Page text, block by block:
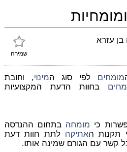
שמירה
עזרא
מומחים לפי סוג המינוי, וחובת
בחוות הדעת המקצועיות
כי מומחה בתחום ההנדסה
תקנות האתיקה לתת חוות דעת
כל קשר עם הגורם שמינה אותו.